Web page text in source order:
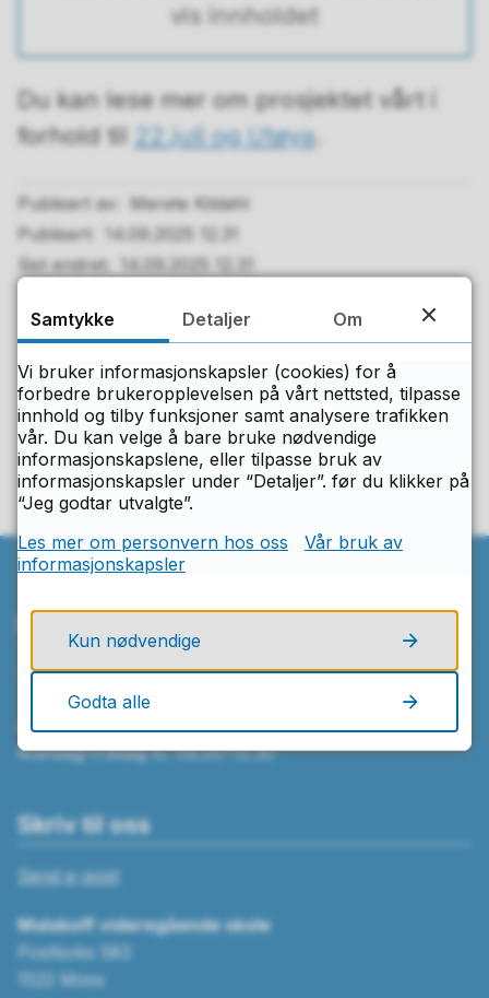
vis innholdet
Du kan lese mer om prosjektet vårt i
forhold til 22.juli og Utøya.
Publisert av
Merete Kildahl
Publisert
14.09.2025 12.31
Sist endret
14.09.2025 12.31
Fant du det du lette etter på denne
siden?
Ja Nei
Telefon69 24 22 00
Åpningstider
Mandag–fredag kl. 08.00–15.30
Skriv til oss
Send e-post
Malakoff videregående skole
Postboks 583
1522 Moss
Samtykke Detaljer Om
Vi bruker informasjonskapsler (cookies) for å
forbedre brukeropplevelsen på vårt nettsted, tilpasse
innhold og tilby funksjoner samt analysere trafikken
vår. Du kan velge å bare bruke nødvendige
informasjonskapslene, eller tilpasse bruk av
informasjonskapsler under “Detaljer”. før du klikker på
“Jeg godtar utvalgte”.
Les mer om personvern hos oss
Vår bruk av
informasjonskapsler
Kun nødvendige
Godta alle